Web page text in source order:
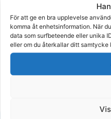
För att ge en bra upplevelse
komma åt enhetsinformation. När
data som surfbeteende eller unika
eller om du återkallar ditt
Astral Terra 50
Om produkten
795,00kr